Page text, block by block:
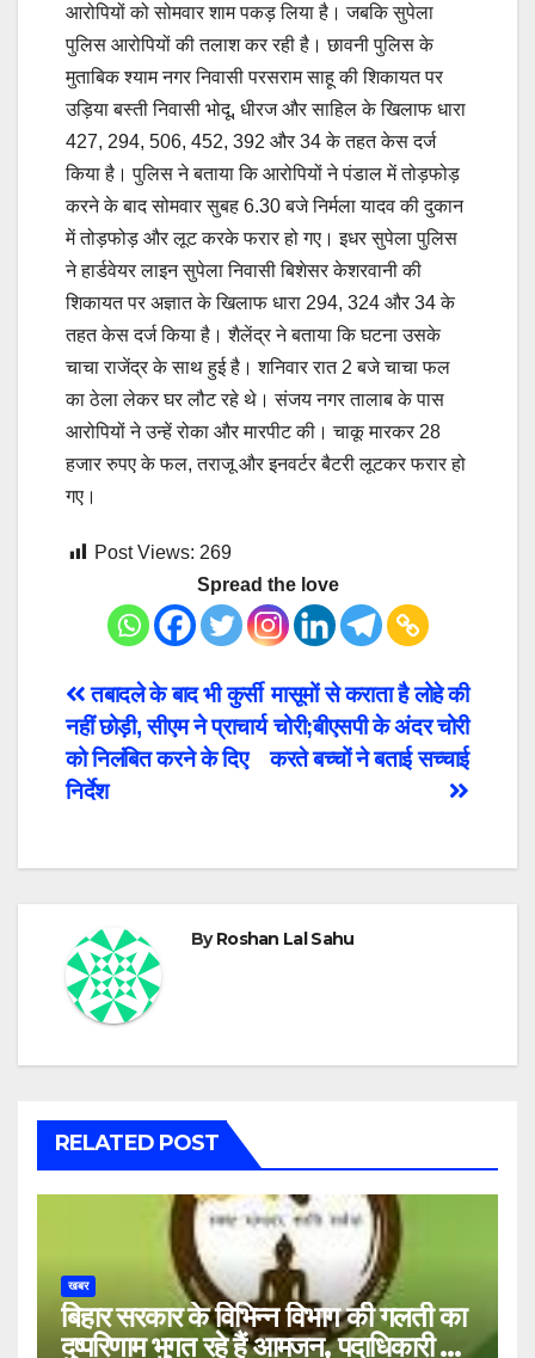
आरोपियों को सोमवार शाम पकड़ लिया है। जबकि सुपेला
पुलिस आरोपियों की तलाश कर रही है। छावनी पुलिस के
मुताबिक श्याम नगर निवासी परसराम साहू की शिकायत पर
उड़िया बस्ती निवासी भोदू, धीरज और साहिल के खिलाफ धारा
427, 294, 506, 452, 392 और 34 के तहत केस दर्ज
किया है। पुलिस ने बताया कि आरोपियों ने पंडाल में तोड़फोड़
करने के बाद सोमवार सुबह 6.30 बजे निर्मला यादव की दुकान
में तोड़फोड़ और लूट करके फरार हो गए। इधर सुपेला पुलिस
ने हार्डवेयर लाइन सुपेला निवासी बिशेसर केशरवानी की
शिकायत पर अज्ञात के खिलाफ धारा 294, 324 और 34 के
तहत केस दर्ज किया है। शैलेंद्र ने बताया कि घटना उसके
चाचा राजेंद्र के साथ हुई है। शनिवार रात 2 बजे चाचा फल
का ठेला लेकर घर लौट रहे थे। संजय नगर तालाब के पास
आरोपियों ने उन्हें रोका और मारपीट की। चाकू मारकर 28
हजार रुपए के फल, तराजू और इनवर्टर बैटरी लूटकर फरार हो
गए।
Post Views: 269
Spread the love
Post
navigation
मासूमों से कराता है लोहे की
चोरी;बीएसपी के अंदर चोरी
करते बच्चों ने बताई सच्चाई
तबादले के बाद भी कुर्सी
नहीं छोड़ी, सीएम ने प्राचार्य
को निलंबित करने के दिए
निर्देश
ByRoshan Lal Sahu
RELATED POST
खबर
बिहार सरकार के विभिन्न विभाग की गलती का
दुष्परिणाम भुगत रहे हैं आमजन, पदाधिकारी और